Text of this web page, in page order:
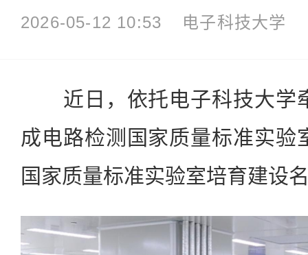
2026-05-12 10:53 电子科技大学
近日，依托电子科技大学
成电路检测国家质量标准实验
国家质量标准实验室培育建设